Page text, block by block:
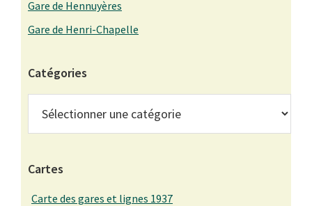
Gare de Hennuyères
Gare de Henri-Chapelle
Catégories
Cartes
Carte des gares et lignes 1937